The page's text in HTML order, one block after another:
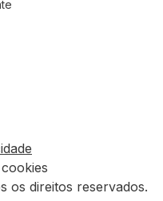
os direitos reservados.